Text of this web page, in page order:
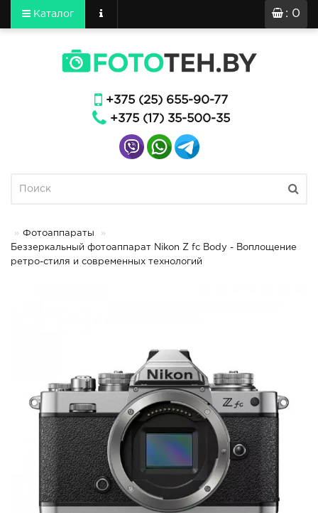
: 0
Каталог
+375 (25) 655-90-77
+375 (17) 35-500-35
Фотоаппараты
Беззеркальный фотоаппарат Nikon Z fc Body - Воплощение
ретро-стиля и современных технологий